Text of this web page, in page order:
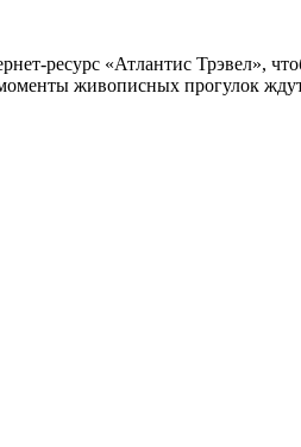
ресурс «Атлантис Трэвел»,
живописных прогулок